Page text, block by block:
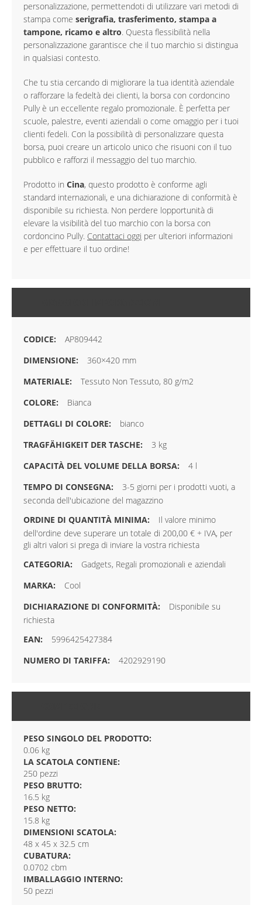
personalizzazione, permettendoti di utilizzare vari metodi di
stampa come serigrafia, trasferimento, stampa a
tampone, ricamo e altro. Questa flessibilità nella
personalizzazione garantisce che il tuo marchio si distingua
in qualsiasi contesto.
Che tu stia cercando di migliorare la tua identità aziendale
o rafforzare la fedeltà dei clienti, la borsa con cordoncino
Pully è un eccellente regalo promozionale. È perfetta per
scuole, palestre, eventi aziendali o come omaggio per i tuoi
clienti fedeli. Con la possibilità di personalizzare questa
borsa, puoi creare un articolo unico che risuoni con il tuo
pubblico e rafforzi il messaggio del tuo marchio.
Prodotto in Cina, questo prodotto è conforme agli
standard internazionali, e una dichiarazione di conformità è
disponibile su richiesta. Non perdere lopportunità di
elevare la visibilità del tuo marchio con la borsa con
cordoncino Pully. Contattaci oggi per ulteriori informazioni
e per effettuare il tuo ordine!
AP809442
360×420 mm
Tessuto Non Tessuto, 80 g/m2
Bianca
bianco
3 kg
4 l
3-5 giorni per i prodotti vuoti, a
seconda dell'ubicazione del magazzino
Il valore minimo
dell'ordine deve superare un totale di 200,00 € + IVA, per
gli altri valori si prega di inviare la vostra richiesta
Gadgets, Regali promozionali e aziendali
Cool
Disponibile su
richiesta
5996425427384
4202929190
PESO SINGOLO DEL PRODOTTO:
0.06 kg
LA SCATOLA CONTIENE:
250 pezzi
PESO BRUTTO:
16.5 kg
PESO NETTO:
15.8 kg
DIMENSIONI SCATOLA:
48 x 45 x 32.5 cm
CUBATURA:
0.0702 cbm
IMBALLAGGIO INTERNO:
50 pezzi